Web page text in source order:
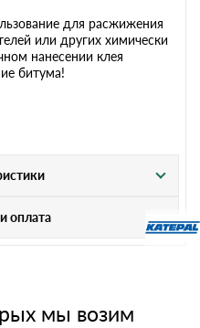
для расжижения
или других химически
нанесении клея
битума!
оплата
мы возим